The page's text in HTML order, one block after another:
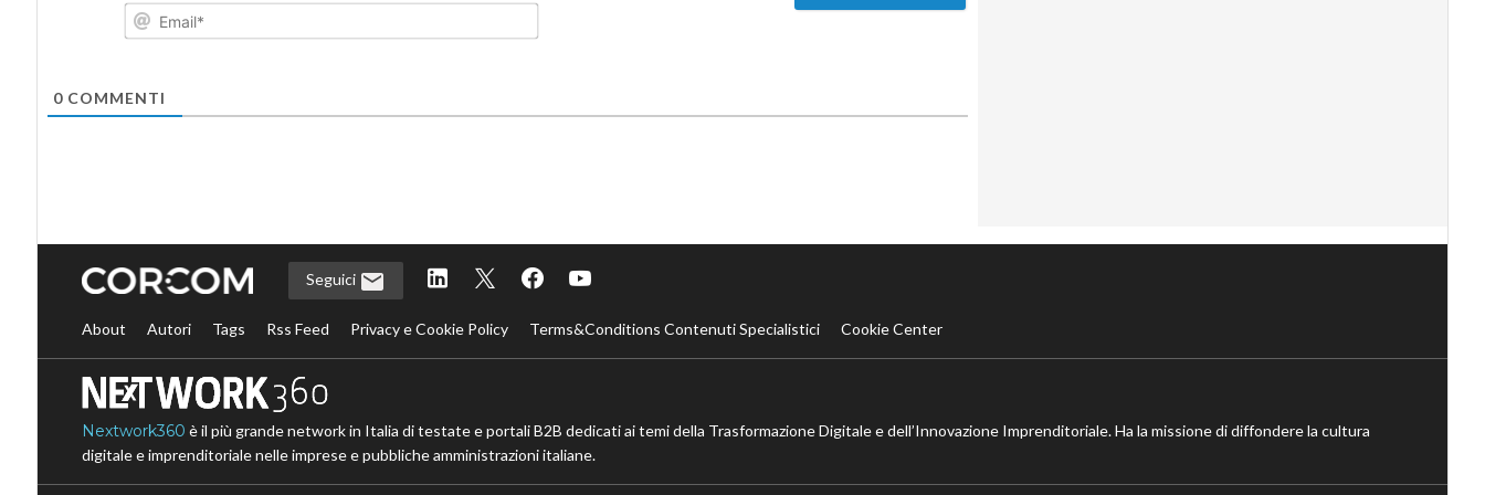
Email*
0COMMENTI
Seguici
About Autori Tags Rss Feed Privacy e Cookie Policy Terms&Conditions Contenuti Specialistici Cookie Center
Nextwork360 è il più grande network in Italia di testate e portali B2B dedicati ai temi della Trasformazione Digitale e dell’Innovazione Imprenditoriale. Ha la missione di diffondere la cultura
digitale e imprenditoriale nelle imprese e pubbliche amministrazioni italiane.